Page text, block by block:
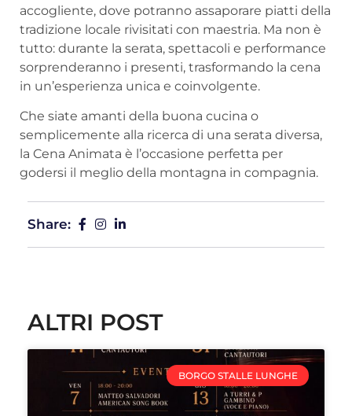
accogliente, dove potranno assaporare piatti della
tradizione locale rivisitati con maestria. Ma non è
tutto: durante la serata, spettacoli e performance
sorprenderanno i presenti, trasformando la cena
in un’esperienza unica e coinvolgente.
Che siate amanti della buona cucina o
semplicemente alla ricerca di una serata diversa,
la Cena Animata è l’occasione perfetta per
godersi il meglio della montagna in compagnia.
Share:
ALTRI POST
BORGO STALLE LUNGHE